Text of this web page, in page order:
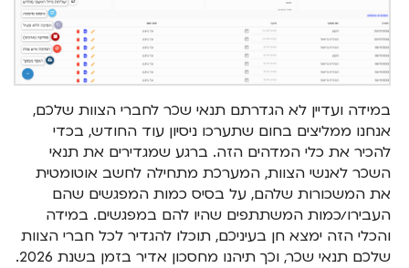
במידה ועדיין לא הגדרתם תנאי שכר לחברי הצוות שלכם,
אנחנו ממליצים בחום שתערכו ניסיון עוד החודש, בכדי
להכיר את כלי המדהים הזה. ברגע שמגדירים את תנאי
השכר לאנשי הצוות, המערכת מתחילה לחשב אוטומטית
את המשכורות שלהם, על בסיס כמות המפגשים שהם
העבירו/כמות המשתתפים שהיו להם במפגשים. במידה
והכלי הזה ימצא חן בעיניכם, תוכלו להגדיר לכל חברי הצוות
שלכם תנאי שכר, וכך תיהנו מחסכון אדיר בזמן בשנת 2026.